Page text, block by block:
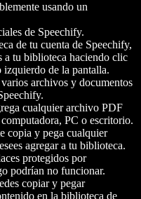
usando un
de Speechify.
de tu cuenta de Speechify,
a tu biblioteca haciendo clic
de la pantalla.
archivos y documentos
cualquier archivo PDF
PC o escritorio.
copia y pega cualquier
agregar a tu biblioteca.
protegidos por
podrían no funcionar.
copiar y pegar
en la biblioteca de